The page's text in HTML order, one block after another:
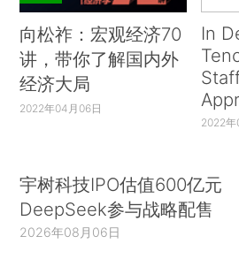
向松祚：宏观经济70
讲，带你了解国内外
经济大局
2022年04月06日
In
2022年
宇树科技IPO估值600亿元
DeepSeek参与战略配售
2026年08月06日